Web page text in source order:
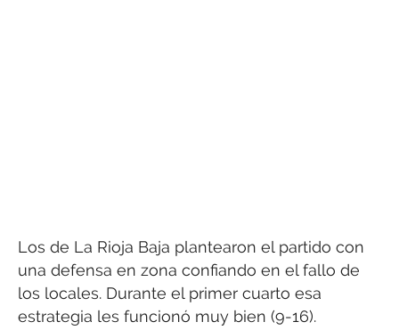
Los de La Rioja Baja plantearon el partido con
una defensa en zona confiando en el fallo de
los locales. Durante el primer cuarto esa
estrategia les funcionó muy bien (9-16).